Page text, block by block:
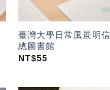
臺灣大學日常風景明
總圖書館
NT$55